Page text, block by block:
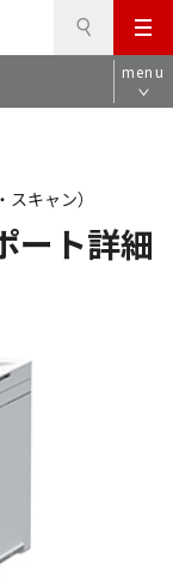
メ
ニ
ュ
menu
ート詳細
キャン）